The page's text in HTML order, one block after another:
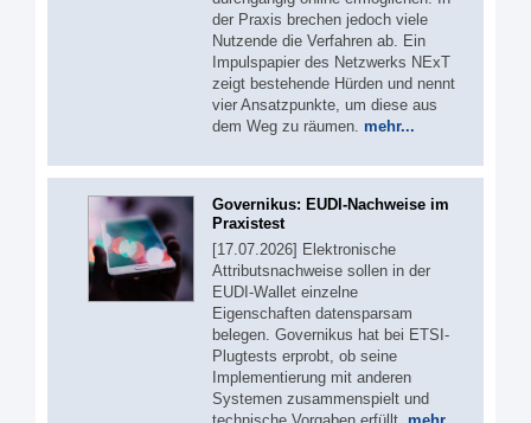
der Praxis brechen jedoch viele
Nutzende die Verfahren ab. Ein
Impulspapier des Netzwerks NExT
zeigt bestehende Hürden und nennt
vier Ansatzpunkte, um diese aus
dem Weg zu räumen. mehr...
Governikus: EUDI-Nachweise im
Praxistest
[17.07.2026] Elektronische
Attributsnachweise sollen in der
EUDI-Wallet einzelne
Eigenschaften datensparsam
belegen. Governikus hat bei ETSI-
Plugtests erprobt, ob seine
Implementierung mit anderen
Systemen zusammenspielt und